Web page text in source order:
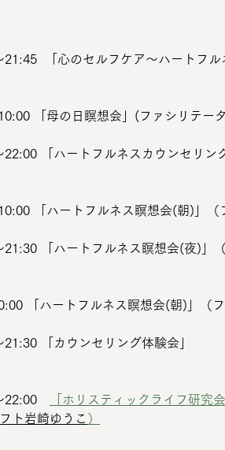
「心のセルフケア〜ハートフ
「母の日瞑想会」(ファシリテー
「ハートフルネスカウンセリン
「ハートフルネス瞑想会(朝)」（
「ハートフルネス瞑想会(夜)」
「ハートフルネス瞑想会(朝)」（
「カウンセリング体験会」
22:00 「ホリスティックライフ研究会
ト岩崎ゆうこ ）